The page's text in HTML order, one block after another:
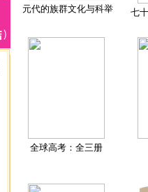
元代的族群文化与科举 七
全球高考：全三册